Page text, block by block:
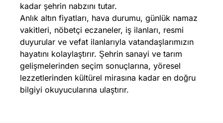
kadar şehrin nabzını tutar.
Anlık altın fiyatları, hava durumu, günlük namaz
vakitleri, nöbetçi eczaneler, iş ilanları, resmi
duyurular ve vefat ilanlarıyla vatandaşlarımızın
hayatını kolaylaştırır. Şehrin sanayi ve tarım
gelişmelerinden seçim sonuçlarına, yöresel
lezzetlerinden kültürel mirasına kadar en doğru
bilgiyi okuyucularına ulaştırır.